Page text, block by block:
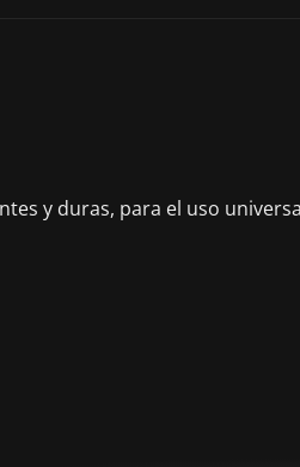
y duras, para el uso